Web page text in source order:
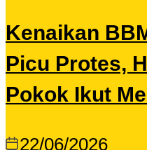
Kenaikan
Picu Protes,
Pokok Ikut
22/06/2026